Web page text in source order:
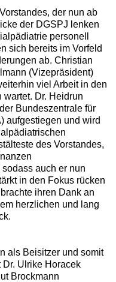
der nun ab
der DGSPJ lenken
personell
sich bereits im Vorfeld
ab. Christian
(Vizepräsident)
viel Arbeit in den
Dr. Heidrun
Bundeszentrale für
aufgestiegen und wird
des Vorstandes,
auch er nun
in den Fokus rücken
ihren Dank an
herzlichen und lang
als Beisitzer und somit
Ulrike Horacek
Brockmann